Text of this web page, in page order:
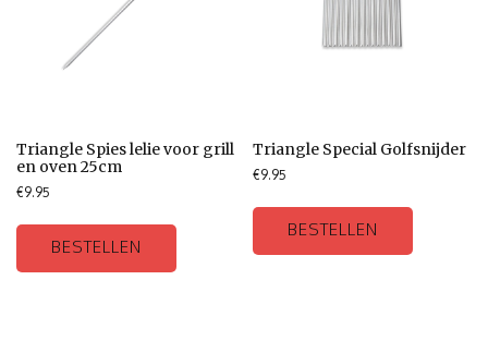
Triangle Spies lelie voor grill
en oven 25cm
€9.95
BESTELLEN
Triangle Special Golfsnijder
€9.95
BESTELLEN